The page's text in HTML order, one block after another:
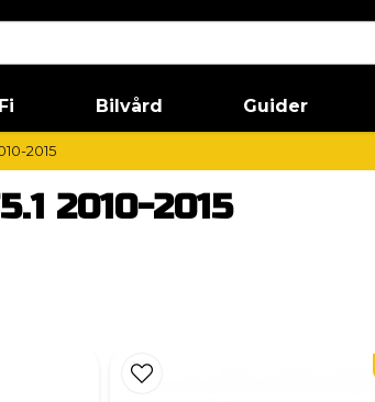
Bilvård Guider
2015
2010-2015